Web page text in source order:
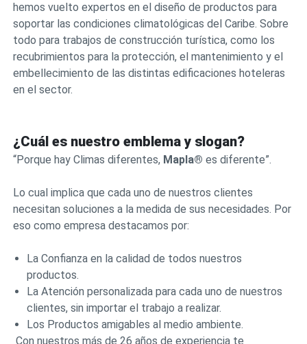
hemos vuelto expertos en el diseño de productos para
soportar las condiciones climatológicas del Caribe. Sobre
todo para trabajos de construcción turística, como los
recubrimientos para la protección, el mantenimiento y el
embellecimiento de las distintas edificaciones hoteleras
en el sector.
¿Cuál es nuestro emblema y slogan?
“Porque hay Climas diferentes, Mapla® es diferente”.
Lo cual implica que cada uno de nuestros clientes
necesitan soluciones a la medida de sus necesidades. Por
eso como empresa destacamos por:
La Confianza en la calidad de todos nuestros
productos.
La Atención personalizada para cada uno de nuestros
clientes, sin importar el trabajo a realizar.
Los Productos amigables al medio ambiente.
Con nuestros más de 26 años de experiencia te